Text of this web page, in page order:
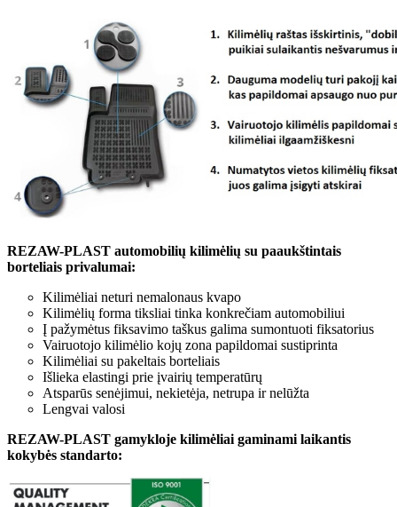
REZAW-PLAST automobilių kilimėlių su paaukštintais
borteliais privalumai:
Kilimėliai neturi nemalonaus kvapo
Kilimėlių forma tiksliai tinka konkrečiam automobiliui
Į pažymėtus fiksavimo taškus galima sumontuoti fiksatorius
Vairuotojo kilimėlio kojų zona papildomai sustiprinta
Kilimėliai su pakeltais borteliais
Išlieka elastingi prie įvairių temperatūrų
Atsparūs senėjimui, nekietėja, netrupa ir nelūžta
Lengvai valosi
REZAW-PLAST gamykloje kilimėliai gaminami laikantis
kokybės standarto: